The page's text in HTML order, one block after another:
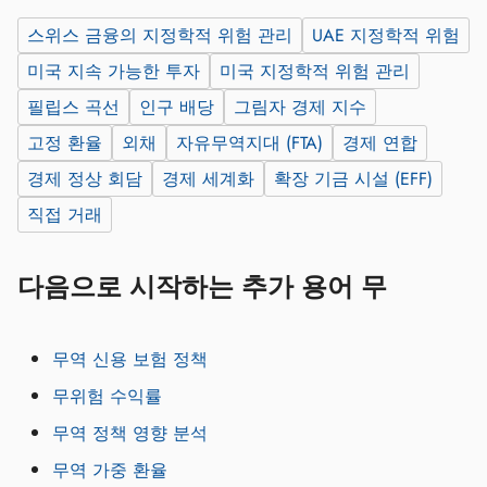
스위스 금융의 지정학적 위험 관리
UAE 지정학적 위험
미국 지속 가능한 투자
미국 지정학적 위험 관리
필립스 곡선
인구 배당
그림자 경제 지수
고정 환율
외채 자유무역지대 (FTA)
경제 연합
경제 정상 회담
경제 세계화
확장 기금 시설 (EFF)
직접 거래
다음으로 시작하는 추가 용어 무
무역 신용 보험 정책
무위험 수익률
무역 정책 영향 분석
무역 가중 환율